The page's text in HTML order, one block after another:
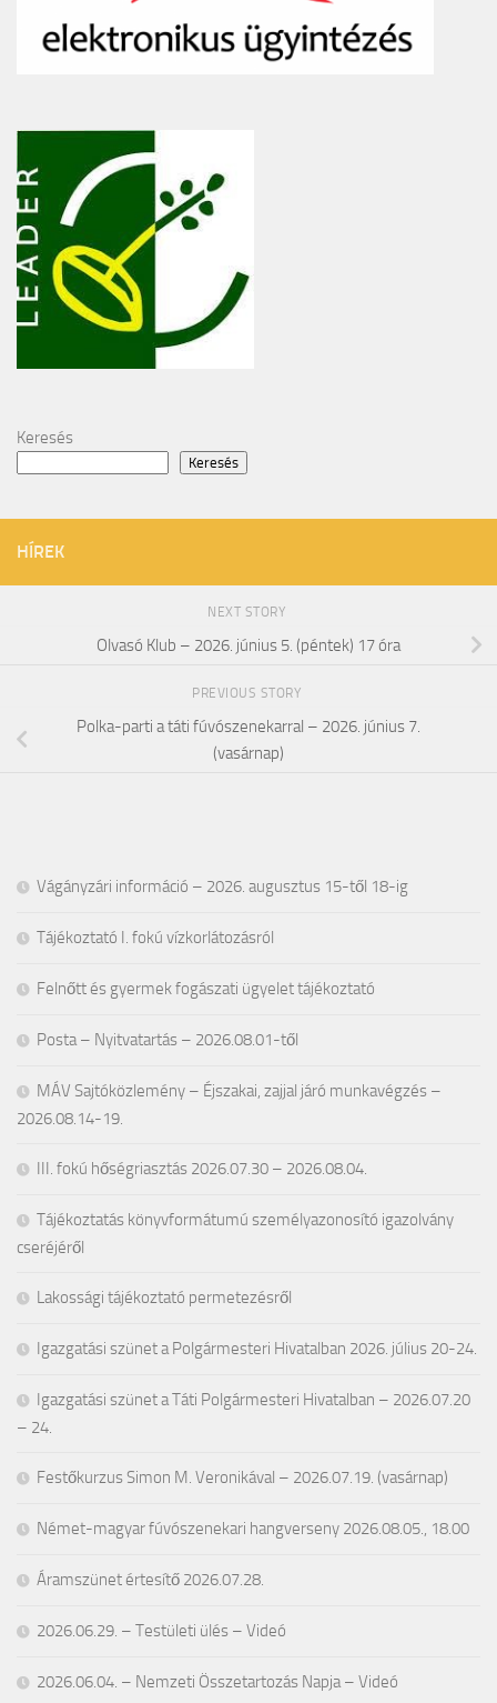
Keresés
Keresés
HÍREK
NEXT STORY
Olvasó Klub – 2026. június 5. (péntek) 17 óra
PREVIOUS STORY
Polka-parti a táti fúvószenekarral – 2026. június 7.
(vasárnap)
Vágányzári információ – 2026. augusztus 15-től 18-ig
Tájékoztató I. fokú vízkorlátozásról
Felnőtt és gyermek fogászati ügyelet tájékoztató
Posta – Nyitvatartás – 2026.08.01-től
MÁV Sajtóközlemény – Éjszakai, zajjal járó munkavégzés –
2026.08.14-19.
III. fokú hőségriasztás 2026.07.30 – 2026.08.04.
Tájékoztatás könyvformátumú személyazonosító igazolvány
cseréjéről
Lakossági tájékoztató permetezésről
Igazgatási szünet a Polgármesteri Hivatalban 2026. július 20-24.
Igazgatási szünet a Táti Polgármesteri Hivatalban – 2026.07.20
– 24.
Festőkurzus Simon M. Veronikával – 2026.07.19. (vasárnap)
Német-magyar fúvószenekari hangverseny 2026.08.05., 18.00
Áramszünet értesítő 2026.07.28.
2026.06.29. – Testületi ülés – Videó
2026.06.04. – Nemzeti Összetartozás Napja – Videó